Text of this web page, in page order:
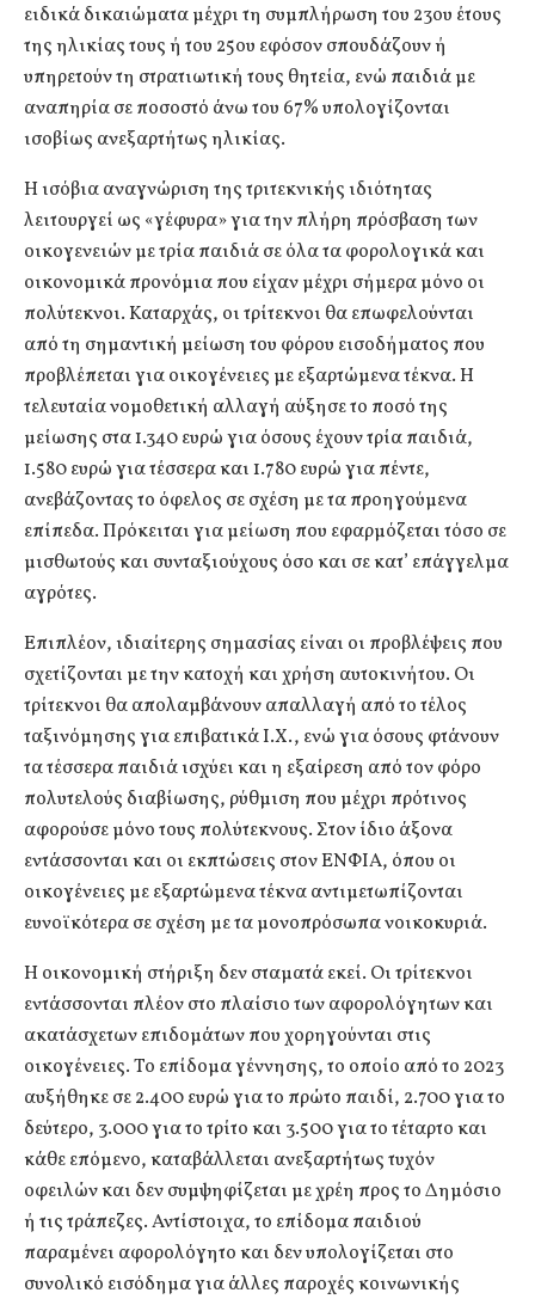
ειδικά δικαιώματα μέχρι τη συμπλήρωση του 23ου έτους
της ηλικίας τους ή του 25ου εφόσον σπουδάζουν ή
υπηρετούν τη στρατιωτική τους θητεία, ενώ παιδιά με
αναπηρία σε ποσοστό άνω του 67% υπολογίζονται
ισοβίως ανεξαρτήτως ηλικίας.
Η ισόβια αναγνώριση της τριτεκνικής ιδιότητας
λειτουργεί ως «γέφυρα» για την πλήρη πρόσβαση των
οικογενειών με τρία παιδιά σε όλα τα φορολογικά και
οικονομικά προνόμια που είχαν μέχρι σήμερα μόνο οι
πολύτεκνοι. Καταρχάς, οι τρίτεκνοι θα επωφελούνται
από τη σημαντική μείωση του φόρου εισοδήματος που
προβλέπεται για οικογένειες με εξαρτώμενα τέκνα. Η
τελευταία νομοθετική αλλαγή αύξησε το ποσό της
μείωσης στα 1.340 ευρώ για όσους έχουν τρία παιδιά,
1.580 ευρώ για τέσσερα και 1.780 ευρώ για πέντε,
ανεβάζοντας το όφελος σε σχέση με τα προηγούμενα
επίπεδα. Πρόκειται για μείωση που εφαρμόζεται τόσο σε
μισθωτούς και συνταξιούχους όσο και σε κατ’ επάγγελμα
αγρότες.
Επιπλέον, ιδιαίτερης σημασίας είναι οι προβλέψεις που
σχετίζονται με την κατοχή και χρήση αυτοκινήτου. Οι
τρίτεκνοι θα απολαμβάνουν απαλλαγή από το τέλος
ταξινόμησης για επιβατικά Ι.Χ., ενώ για όσους φτάνουν
τα τέσσερα παιδιά ισχύει και η εξαίρεση από τον φόρο
πολυτελούς διαβίωσης, ρύθμιση που μέχρι πρότινος
αφορούσε μόνο τους πολύτεκνους. Στον ίδιο άξονα
εντάσσονται και οι εκπτώσεις στον ΕΝΦΙΑ, όπου οι
οικογένειες με εξαρτώμενα τέκνα αντιμετωπίζονται
ευνοϊκότερα σε σχέση με τα μονοπρόσωπα νοικοκυριά.
Η οικονομική στήριξη δεν σταματά εκεί. Οι τρίτεκνοι
εντάσσονται πλέον στο πλαίσιο των αφορολόγητων και
ακατάσχετων επιδομάτων που χορηγούνται στις
οικογένειες. Το επίδομα γέννησης, το οποίο από το 2023
αυξήθηκε σε 2.400 ευρώ για το πρώτο παιδί, 2.700 για το
δεύτερο, 3.000 για το τρίτο και 3.500 για το τέταρτο και
κάθε επόμενο, καταβάλλεται ανεξαρτήτως τυχόν
οφειλών και δεν συμψηφίζεται με χρέη προς το Δημόσιο
ή τις τράπεζες. Αντίστοιχα, το επίδομα παιδιού
παραμένει αφορολόγητο και δεν υπολογίζεται στο
συνολικό εισόδημα για άλλες παροχές κοινωνικής